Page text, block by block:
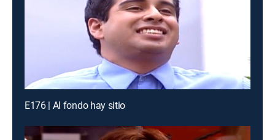
E176 | Al fondo hay sitio